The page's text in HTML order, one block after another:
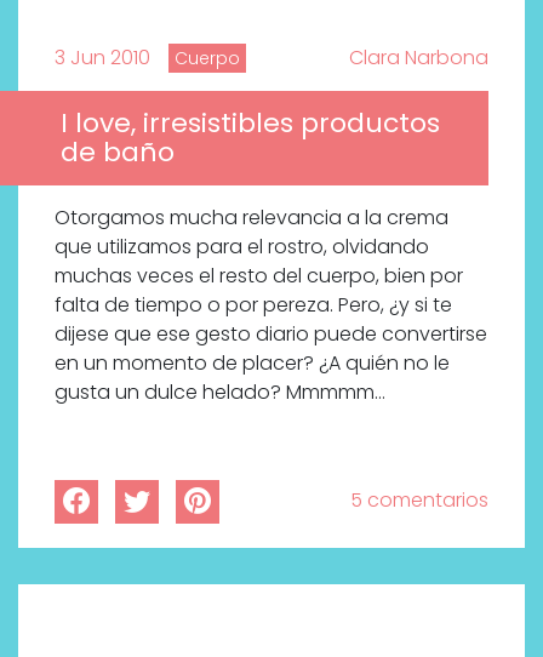
3 Jun 2010 Cuerpo Clara Narbona
I love, irresistibles productos
de baño
Otorgamos mucha relevancia a la crema
que utilizamos para el rostro, olvidando
muchas veces el resto del cuerpo, bien por
falta de tiempo o por pereza. Pero, ¿y si te
dijese que ese gesto diario puede convertirse
en un momento de placer? ¿A quién no le
gusta un dulce helado? Mmmmm…
5 comentarios